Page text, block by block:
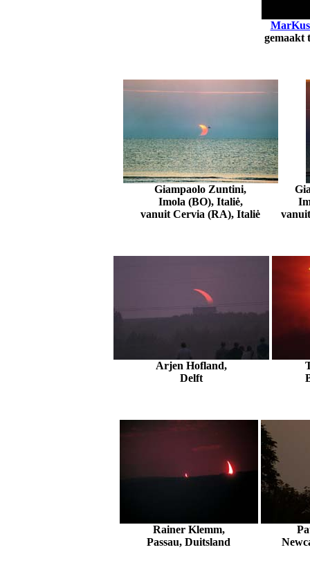
gemaakt
Giampaolo Zuntini,
Imola (BO), Italiė,
vanuit Cervia (RA), Italiė
Arjen Hofland,
Delft
Rainer Klemm,
Passau, Duitsland